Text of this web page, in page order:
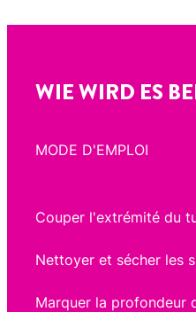
WIE WIRD ES
MODE D'EMPLOI
Couper l'extrémité du
Nettoyer et sécher les
Marquer la profondeur